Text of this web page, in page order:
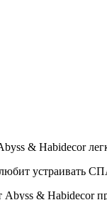
& Habidecor
устраивать
& Habidecor